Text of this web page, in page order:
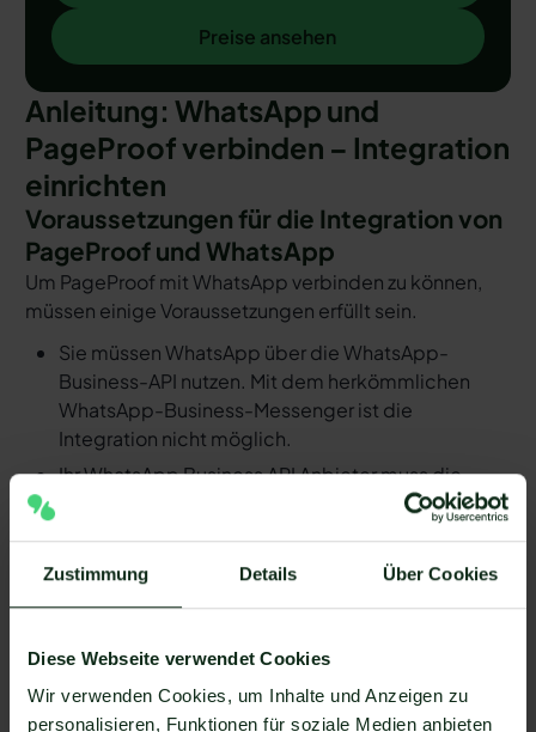
Zustimmung Details Über Cookies
Diese Webseite verwendet Cookies
Wir verwenden Cookies, um Inhalte und Anzeigen zu
personalisieren, Funktionen für soziale Medien anbieten
Preise ansehen
Preise ansehen
Anleitung: WhatsApp und
PageProof verbinden – Integration
einrichten
Voraussetzungen für die Integration von
PageProof und WhatsApp
Um PageProof mit WhatsApp verbinden zu können,
müssen einige Voraussetzungen erfüllt sein.
Sie müssen WhatsApp über die WhatsApp-
Business-API nutzen. Mit dem herkömmlichen
WhatsApp-Business-Messenger ist die
Integration nicht möglich.
Ihr WhatsApp Business API Anbieter muss die
nötige Software bereitstellen, um die Integration
zu ermöglichen. Längst nicht alle Anbieter der
WhatsApp API sind in der Lage, eine Integration
von PageProof und WhatsApp zu ermöglichen. Mit
über 6.000 Apps zur Verfügung, die Sie mit
natürlich auch PageProof !